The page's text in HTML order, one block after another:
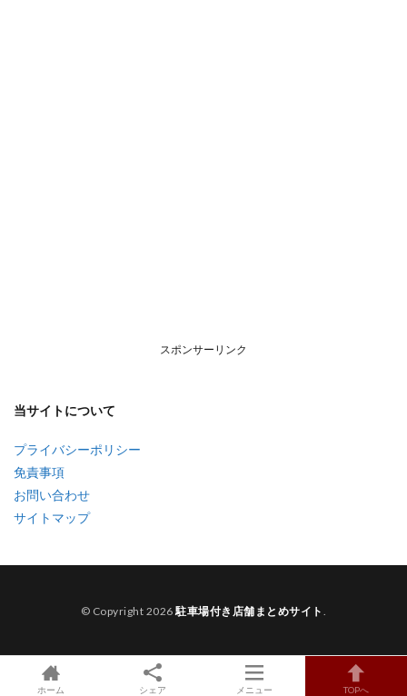
スポンサーリンク
当サイトについて
プライバシーポリシー
免責事項
お問い合わせ
サイトマップ
© Copyright 2026駐車場付き店舗まとめサイト .
ホーム シェア メニュー TOPへ